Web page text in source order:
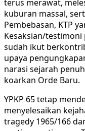
terus merawat,
kuburan massal,
Pembebasan, KTP
Kesaksian/testimoni
sudah ikut
upaya
narasi sejarah
koarkan Orde Baru.
YPKP 65 tetap
menyelesaikan
tragedy 1965/166